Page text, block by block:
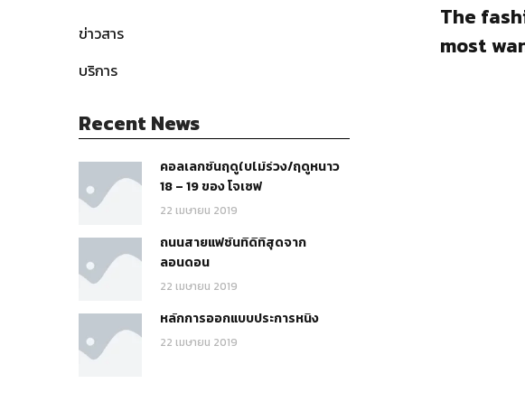
ข่าวสาร
บริการ
Recent News
คอลเลกชั่นฤดูใบไม้ร่วง/ฤดูหนาว
18 – 19 ของ โจเซฟ
22 เมษายน 2019
ถนนสายแฟชั่นที่ดีที่สุดจาก
ลอนดอน
22 เมษายน 2019
หลักการออกแบบประการหนึ่ง
22 เมษายน 2019
The
most